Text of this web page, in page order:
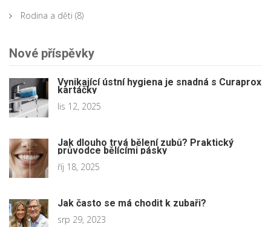
Rodina a děti (8)
Nové příspěvky
Vynikající ústní hygiena je snadná s Curaprox
kartáčky
lis 12, 2025
Jak dlouho trvá bělení zubů? Praktický
průvodce bělícími pásky
říj 18, 2025
Jak často se má chodit k zubaři?
srp 29, 2023